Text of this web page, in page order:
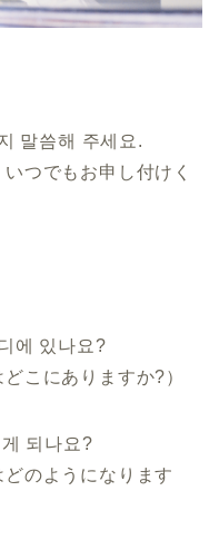
말씀해 주세요.
つでもお申し付けく
에 있나요?
こにありますか?）
되나요?
のようになります